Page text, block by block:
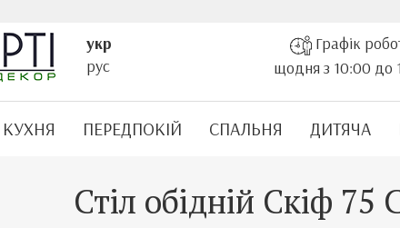
укр
рус
Графік
щодня з 10:00 до
КУХНЯ ПЕРЕДПОКІЙ СПАЛЬНЯ ДИТЯЧА
Стіл обідній Скіф